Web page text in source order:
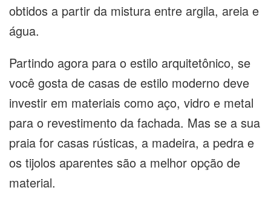
obtidos a partir da mistura entre argila, areia e
água.
Partindo agora para o estilo arquitetônico, se
você gosta de casas de estilo moderno deve
investir em materiais como aço, vidro e metal
para o revestimento da fachada. Mas se a sua
praia for casas rústicas, a madeira, a pedra e
os tijolos aparentes são a melhor opção de
material.